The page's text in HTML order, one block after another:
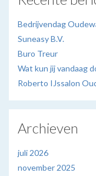
Bedrijvendag
Suneasy B.V.
Buro Treur
Wat kun jij vandaag
Roberto IJssalon
Archieven
juli 2026
november 2025